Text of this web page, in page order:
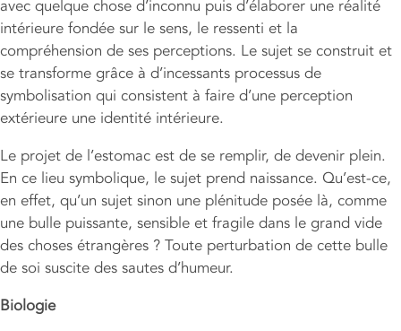
avec quelque chose d’inconnu puis d’élaborer une réalité
intérieure fondée sur le sens, le ressenti et la
compréhension de ses perceptions. Le sujet se construit et
se transforme grâce à d’incessants processus de
symbolisation qui consistent à faire d’une perception
extérieure une identité intérieure.
Le projet de l’estomac est de se remplir, de devenir plein.
En ce lieu symbolique, le sujet prend naissance. Qu’est-ce,
en effet, qu’un sujet sinon une plénitude posée là, comme
une bulle puissante, sensible et fragile dans le grand vide
des choses étrangères ? Toute perturbation de cette bulle
de soi suscite des sautes d’humeur.
Biologie